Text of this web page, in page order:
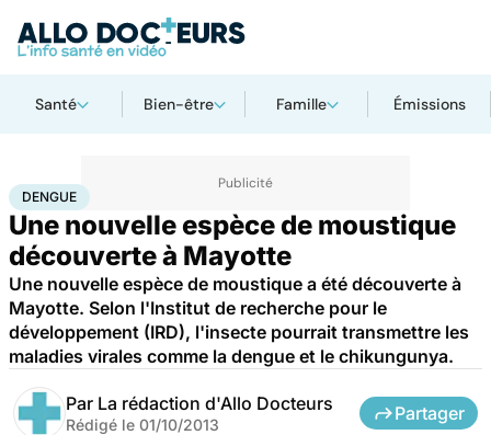
Santé Bien-être Famille Émissions
AccueilSanté Maladies infectieuses
DENGUE
Une nouvelle espèce de moustique
découverte à Mayotte
Une nouvelle espèce de moustique a été découverte à
Mayotte. Selon l'Institut de recherche pour le
développement (IRD), l'insecte pourrait transmettre les
maladies virales comme la dengue et le chikungunya.
Par La rédaction d'Allo Docteurs
Rédigé le 01/10/2013
Partager